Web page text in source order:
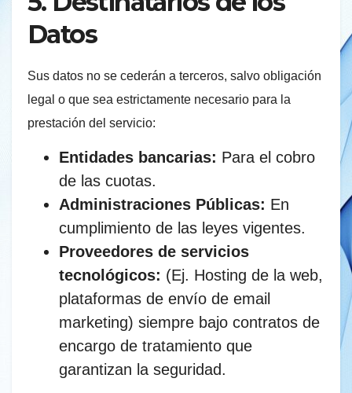
Datos
Sus datos no se cederán a terceros, salvo obligación
legal o que sea estrictamente necesario para la
prestación del servicio:
Entidades bancarias: Para el cobro
de las cuotas.
Administraciones Públicas: En
cumplimiento de las leyes vigentes.
Proveedores de servicios
tecnológicos: (Ej. Hosting de la web,
plataformas de envío de email
marketing) siempre bajo contratos de
encargo de tratamiento que
garantizan la seguridad.